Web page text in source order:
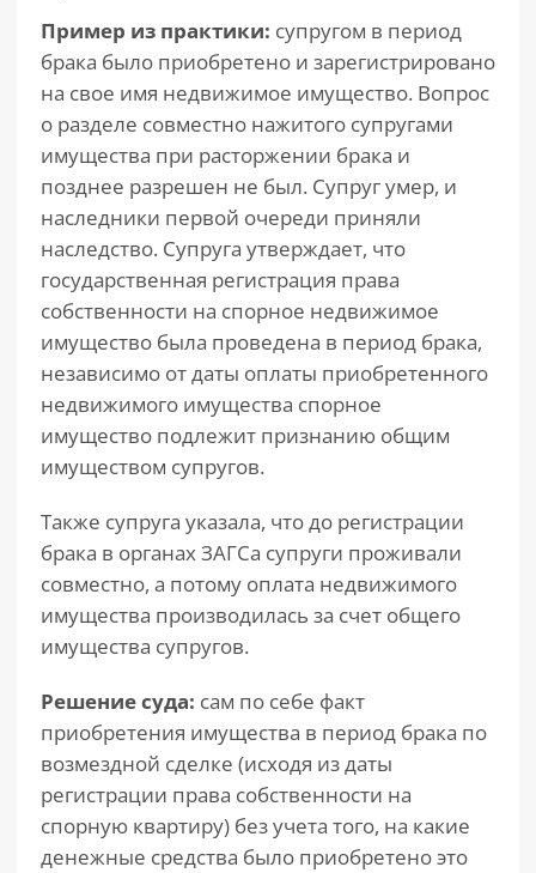
Пример из практики: супругом в период
брака было приобретено и зарегистрировано
на свое имя недвижимое имущество. Вопрос
о разделе совместно нажитого супругами
имущества при расторжении брака и
позднее разрешен не был. Супруг умер, и
наследники первой очереди приняли
наследство. Супруга утверждает, что
государственная регистрация права
собственности на спорное недвижимое
имущество была проведена в период брака,
независимо от даты оплаты приобретенного
недвижимого имущества спорное
имущество подлежит признанию общим
имуществом супругов.
Также супруга указала, что до регистрации
брака в органах ЗАГСа супруги проживали
совместно, а потому оплата недвижимого
имущества производилась за счет общего
имущества супругов.
Решение суда: сам по себе факт
приобретения имущества в период брака по
возмездной сделке (исходя из даты
регистрации права собственности на
спорную квартиру) без учета того, на какие
денежные средства было приобретено это